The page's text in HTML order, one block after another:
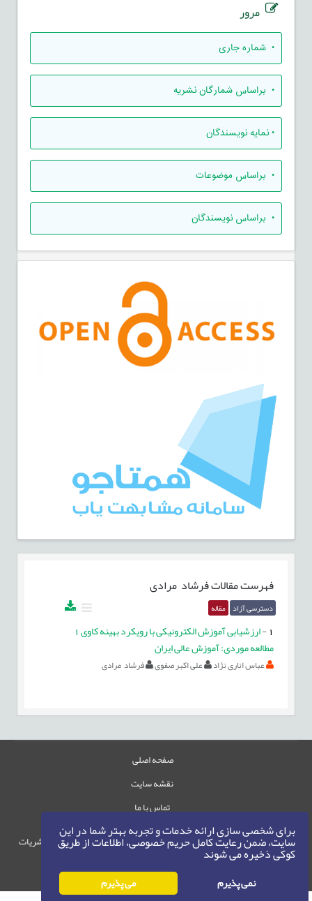
برای شخصی سازی ارائه خدمات و تجربه بهتر شما در این
سایت، ضمن رعایت کامل حریم خصوصی، اطلاعات از طریق
کوکی ذخیره می شوند
نمی پذیرم می پذیرم
مرور
• شماره جاری
• براساس شمارگان نشریه
•نمایه نویسندگان
• براساس موضوعات
• براساس نویسندگان
فهرست مقالاتفرشاد مرادی
دسترسی آزاد مقاله
-
ارزشیابی آموزش الکترونیکی با رویکرد بهینه کاوی 1
مطالعه موردی: آموزش عالی ایران
عباس اناری نژاد علی اکبر صفوی فرشاد مرادی
صفحه اصلی
نقشه سایت
تماس با ما
حقوق این وب‌سایت متعلق به سامانه مدیریت نشریات
حق نشر 1405-1396